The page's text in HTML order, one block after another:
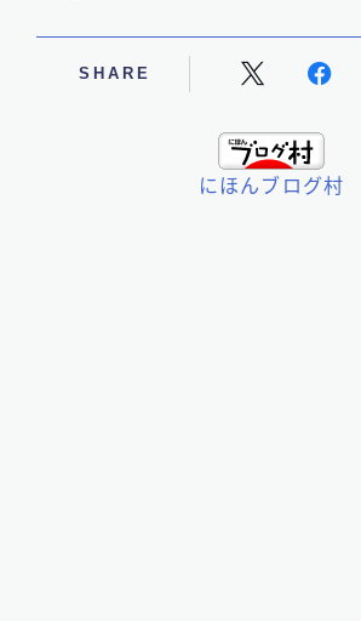
SHARE
にほんブログ村